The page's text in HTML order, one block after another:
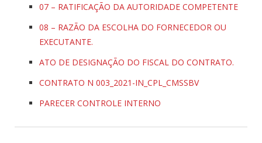
07 – RATIFICAÇÃO DA AUTORIDADE COMPETENTE
08 – RAZÃO DA ESCOLHA DO FORNECEDOR OU
EXECUTANTE.
ATO DE DESIGNAÇÃO DO FISCAL DO CONTRATO.
CONTRATO N 003_2021-IN_CPL_CMSSBV
PARECER CONTROLE INTERNO